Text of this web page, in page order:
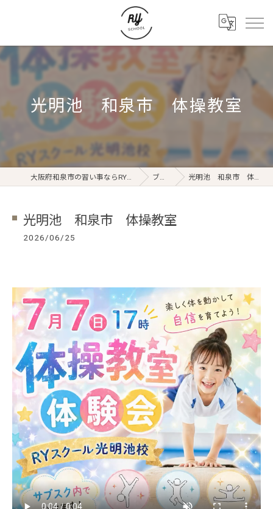
光明池 和泉市 体操教室
大阪府和泉市の習い事ならRYスクール ブログ 光明池 和泉市 体操教室
光明池 和泉市 体操教室
2026/06/25